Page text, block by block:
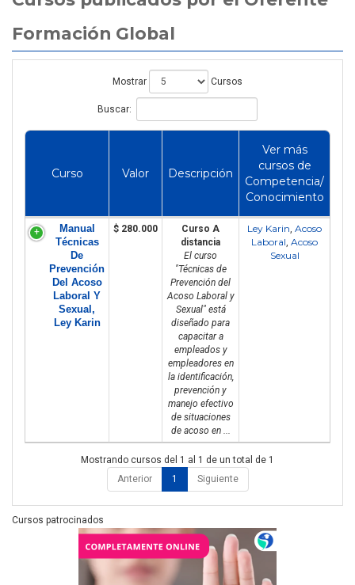
Formación Global
Mostrar Cursos
Buscar:
Curso Valor Descripción
Ver más
cursos de
Competencia/
Conocimiento
Manual
Técnicas
De
Prevención
Del Acoso
Laboral Y
Sexual,
Ley Karin
$ 280.000
Curso A
distancia
El curso
"Técnicas de
Prevención del
Acoso Laboral y
Sexual" está
diseñado para
capacitar a
empleados y
empleadores en
la identificación,
prevención y
manejo efectivo
de situaciones
de acoso en ...
Ley Karin, Acoso
Laboral, Acoso
Sexual
Mostrando cursos del 1 al 1 de un total de 1
Anterior
1 Siguiente
Cursos patrocinados